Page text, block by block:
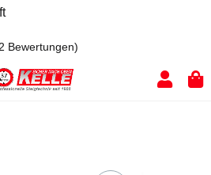
Bewertungen)